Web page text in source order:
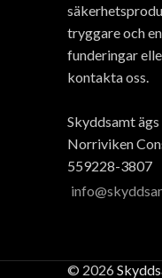
tryggare och
funderingar
kontakta oss.
Skyddsamt ägs
Norriviken
559228-3807
© 2026